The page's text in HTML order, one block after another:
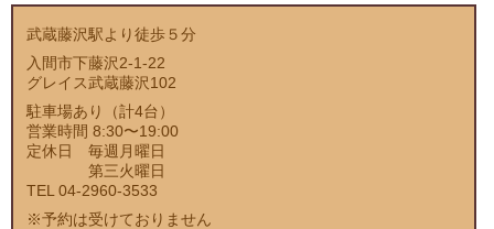
武蔵藤沢駅より徒歩５分
入間市下藤沢2-1-22
グレイス武蔵藤沢102
駐車場あり（計4台）
営業時間 8:30〜19:00
定休日 毎週月曜日
第三火曜日
TEL 04-2960-3533
※予約は受けておりません